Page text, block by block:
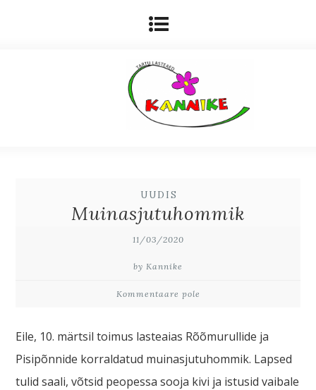
UUDIS
Muinasjutuhommik
11/03/2020
by Kannike
Kommentaare pole
Eile, 10. märtsil toimus lasteaias Rõõmurullide ja
Pisipõnnide korraldatud muinasjutuhommik. Lapsed
tulid saali, võtsid peopessa sooja kivi ja istusid vaibale